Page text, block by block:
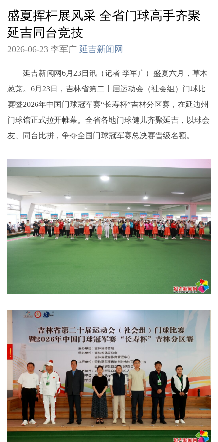
盛夏挥杆展风采 全省门球高手齐聚
延吉同台竞技
2026-06-23 李军广 延吉新闻网
延吉新闻网6月23日讯（记者 李军广）盛夏六月，草木
葱茏。6月23日，吉林省第二十届运动会（社会组）门球比
赛暨2026年中国门球冠军赛“长寿杯”吉林分区赛，在延边州
门球馆正式拉开帷幕。全省各地门球健儿齐聚延吉，以球会
友、同台比拼，争夺全国门球冠军赛总决赛晋级名额。